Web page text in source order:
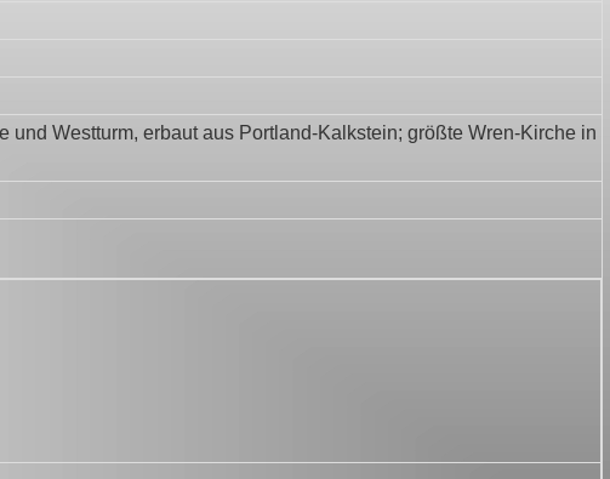
Westturm, erbaut aus Portland-Kalkstein; größte Wren-Kirche in